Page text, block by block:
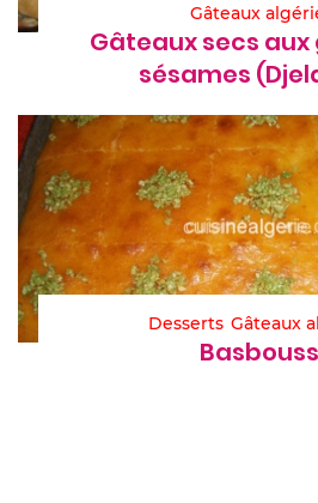
Gâteaux
Gâteaux secs aux
sésames
Desserts Gâteaux